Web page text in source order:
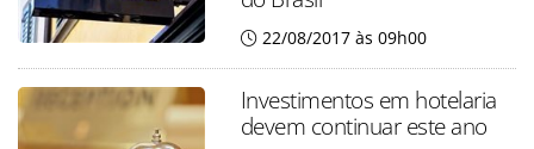
22/08/2017 às 09h00
Investimentos em hotelaria
devem continuar este ano